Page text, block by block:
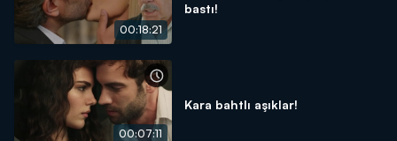
00:18:21
bastı!
00:07:11
Kara bahtlı aşıklar!